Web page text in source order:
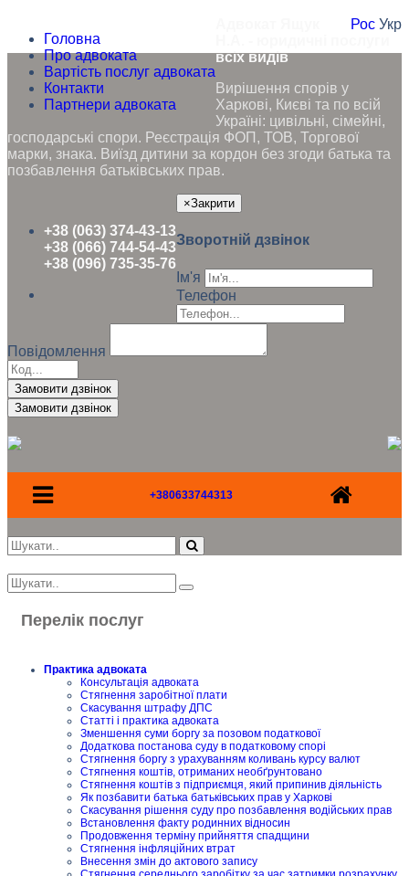
Головна
Про адвоката
Вартість послуг адвоката
Контакти
Партнери адвоката
Рос Укр
всіх видів
Вирішення спорів у
Харкові, Києві та по всій
Україні: цивільні, сімейні,
господарські спори. Реєстрація ФОП, ТОВ, Торгової
марки, знака. Виїзд дитини за кордон без згоди батька та
позбавлення батьківських прав.
+38 (063) 374-43-13
+38 (066) 744-54-43
+38 (096) 735-35-76
×Закрити
Зворотній дзвінок
Ім'я
Телефон
Повідомлення
Замовити дзвінок
+380633744313
Перелік послуг
Практика адвоката
Консультація адвоката
Стягнення заробітної плати
Скасування штрафу ДПС
Статті і практика адвоката
Зменшення суми боргу за позовом податкової
Додаткова постанова суду в податковому спорі
Стягнення боргу з урахуванням коливань курсу валют
Стягнення коштів, отриманих необґрунтовано
Стягнення коштів з підприємця, який припинив діяльність
Як позбавити батька батьківських прав у Харкові
Скасування рішення суду про позбавлення водійських прав
Встановлення факту родинних відносин
Продовження терміну прийняття спадщини
Стягнення інфляційних втрат
Внесення змін до актового запису